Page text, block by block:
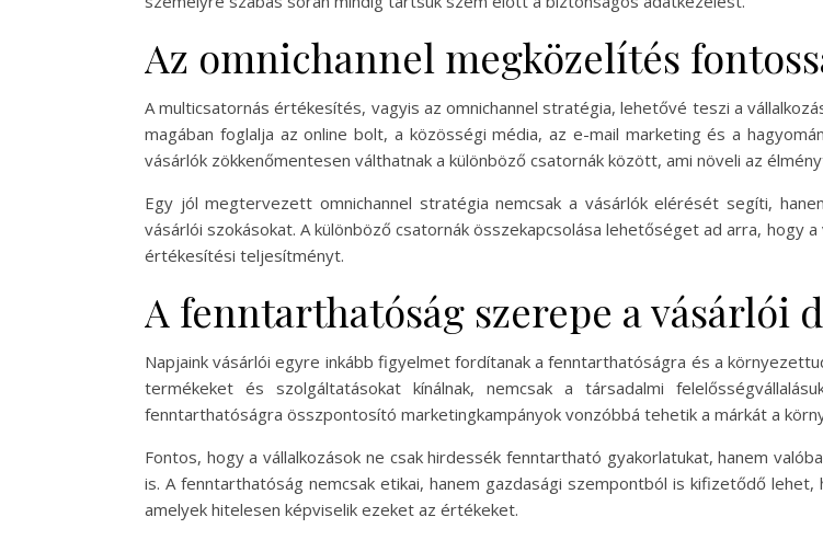
Az omnichannel megközelítés
A multicsatornás értékesítés, vagyis az omnichannel stratégia, lehetővé teszi a
magában foglalja az online bolt, a közösségi média, az e-mail marketing és a
vásárlók zökkenőmentesen válthatnak a különböző csatornák között, ami növeli az
Egy jól megtervezett omnichannel stratégia nemcsak a vásárlók elérését segíti,
vásárlói szokásokat. A különböző csatornák összekapcsolása lehetőséget ad arra, hogy
értékesítési teljesítményt.
A fenntarthatóság szerepe a vásárlói
Napjaink vásárlói egyre inkább figyelmet fordítanak a fenntarthatóságra és a
termékeket és szolgáltatásokat kínálnak, nemcsak a társadalmi
fenntarthatóságra összpontosító marketingkampányok vonzóbbá tehetik a márkát a
Fontos, hogy a vállalkozások ne csak hirdessék fenntartható gyakorlatukat, hanem
is. A fenntarthatóság nemcsak etikai, hanem gazdasági szempontból is kifizetődő
amelyek hitelesen képviselik ezeket az értékeket.